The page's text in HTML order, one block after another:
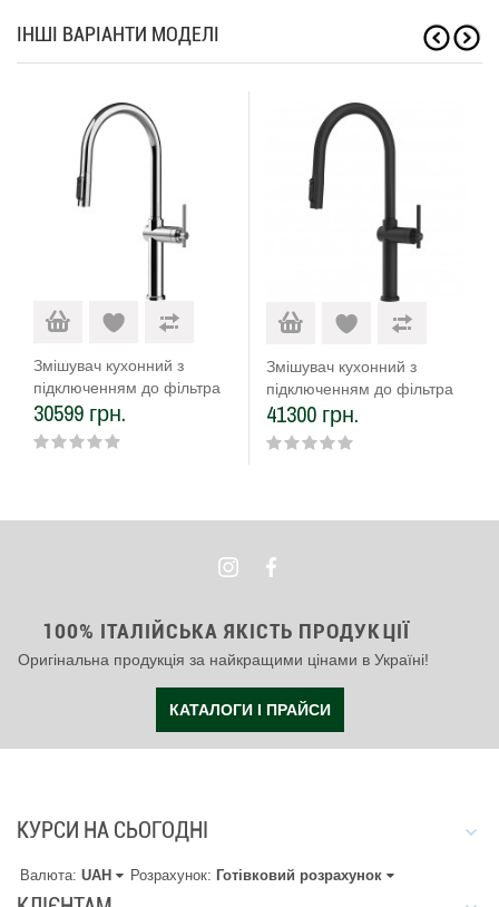
ІНШІ ВАРІАНТИ МОДЕЛІ
Змішувач кухонний з
підключенням до фільтра
Gessi Habito хром
(60872#031)
30599 грн.
Змішувач кухонний з
підключенням до фільтра
Gessi Habito матовий
чорний (60872#299)
41300 грн.
100% ІТАЛІЙСЬКА ЯКІСТЬ ПРОДУКЦІЇ
Оригінальна продукція за найкращими цінами в Україні!
КАТАЛОГИ І ПРАЙСИ
КУРСИ НА СЬОГОДНІ
Валюта: UAH Розрахунок: Готівковий розрахунок